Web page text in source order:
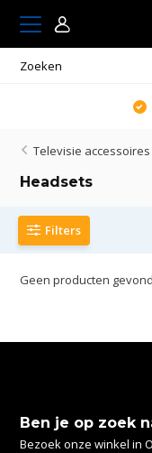
Televisie accessoires
Headsets
Filters
Geen producten
Ben je op zoek
Bezoek onze winkel in